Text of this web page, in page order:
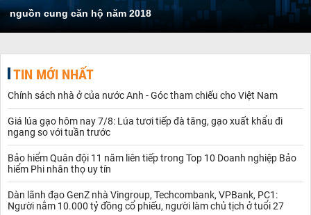
nguồn cung căn hộ năm 2018
TIN MỚI NHẤT
Chính sách nhà ở của nước Anh - Góc tham chiếu cho Việt Nam
Giá lúa gạo hôm nay 7/8: Lúa tươi tiếp đà tăng, gạo xuất khẩu đi
ngang so với tuần trước
Bảo hiểm Quân đội 11 năm liên tiếp trong Top 10 Doanh nghiệp Bảo
hiểm Phi nhân thọ uy tín
Dàn lãnh đạo GenZ nhà Vingroup, Techcombank, VPBank, PC1:
Người nắm 10.000 tỷ đồng cổ phiếu, người làm chủ tịch ở tuổi 27